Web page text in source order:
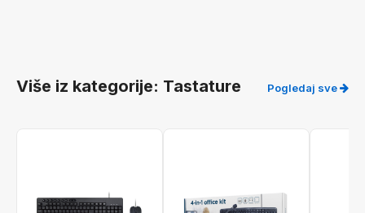
Više iz kategorije: Tastature Pogledaj sve